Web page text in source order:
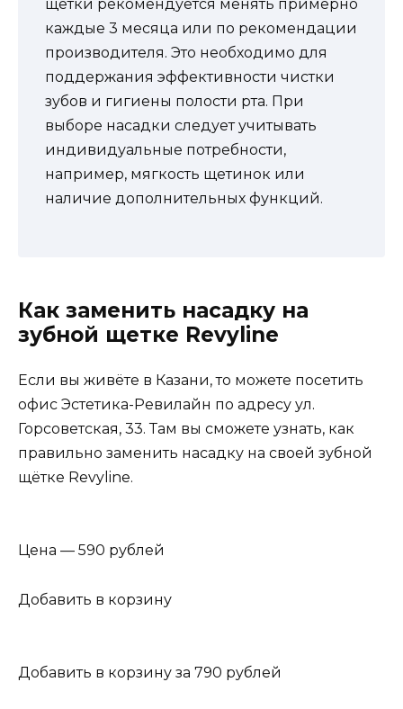
щетки рекомендуется менять примерно
каждые 3 месяца или по рекомендации
производителя. Это необходимо для
поддержания эффективности чистки
зубов и гигиены полости рта. При
выборе насадки следует учитывать
индивидуальные потребности,
например, мягкость щетинок или
наличие дополнительных функций.
Как заменить насадку на
зубной щетке Revyline
Если вы живёте в Казани, то можете посетить
офис Эстетика-Ревилайн по адресу ул.
Горсоветская, 33. Там вы сможете узнать, как
правильно заменить насадку на своей зубной
щётке Revyline.
Цена — 590 рублей
Добавить в корзину
Добавить в корзину за 790 рублей